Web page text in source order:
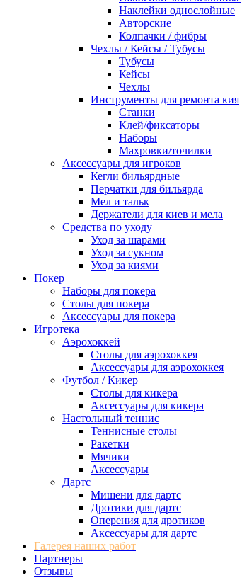
Наклейки однослойные
Авторские
Колпачки / фибры
Чехлы / Кейсы / Тубусы
Тубусы
Кейсы
Чехлы
Инструменты для ремонта кия
Станки
Клей/фиксаторы
Наборы
Махровки/точилки
Аксессуары для игроков
Кегли бильярдные
Перчатки для бильярда
Мел и тальк
Держатели для киев и мела
Средства по уходу
Уход за шарами
Уход за сукном
Уход за киями
Покер
Наборы для покера
Столы для покера
Аксессуары для покера
Игротека
Аэрохоккей
Столы для аэрохоккея
Аксессуары для аэрохоккея
Футбол / Кикер
Столы для кикера
Аксессуары для кикера
Настольный теннис
Теннисные столы
Ракетки
Мячики
Аксессуары
Дартс
Мишени для дартс
Дротики для дартс
Оперения для дротиков
Аксессуары для дартс
Галерея наших работ
Партнеры
Отзывы